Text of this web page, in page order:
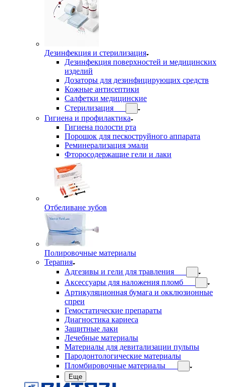
Дезинфекция и стерилизация
Дезинфекция поверхностей и медицинских
изделий
Дозаторы для дезинфицирующих средств
Кожные антисептики
Салфетки медицинские
Стерилизация
Гигиена и профилактика
Гигиена полости рта
Порошок для пескоструйного аппарата
Реминерализация эмали
Фторосодержащие гели и лаки
Отбеливане зубов
Полировочные материалы
Терапия
Адгезивы и гели для травления
Аксессуары для наложения пломб
Артикуляционная бумага и окклюзионные
спреи
Гемостатические препараты
Диагностика кариеса
Защитные лаки
Лечебные материалы
Материалы для девитализации пульпы
Пародонтологические материалы
Пломбировочные материалы
Еще